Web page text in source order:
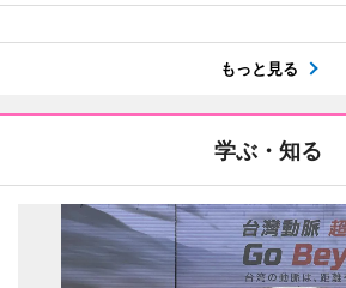
もっと見る
学ぶ・知る